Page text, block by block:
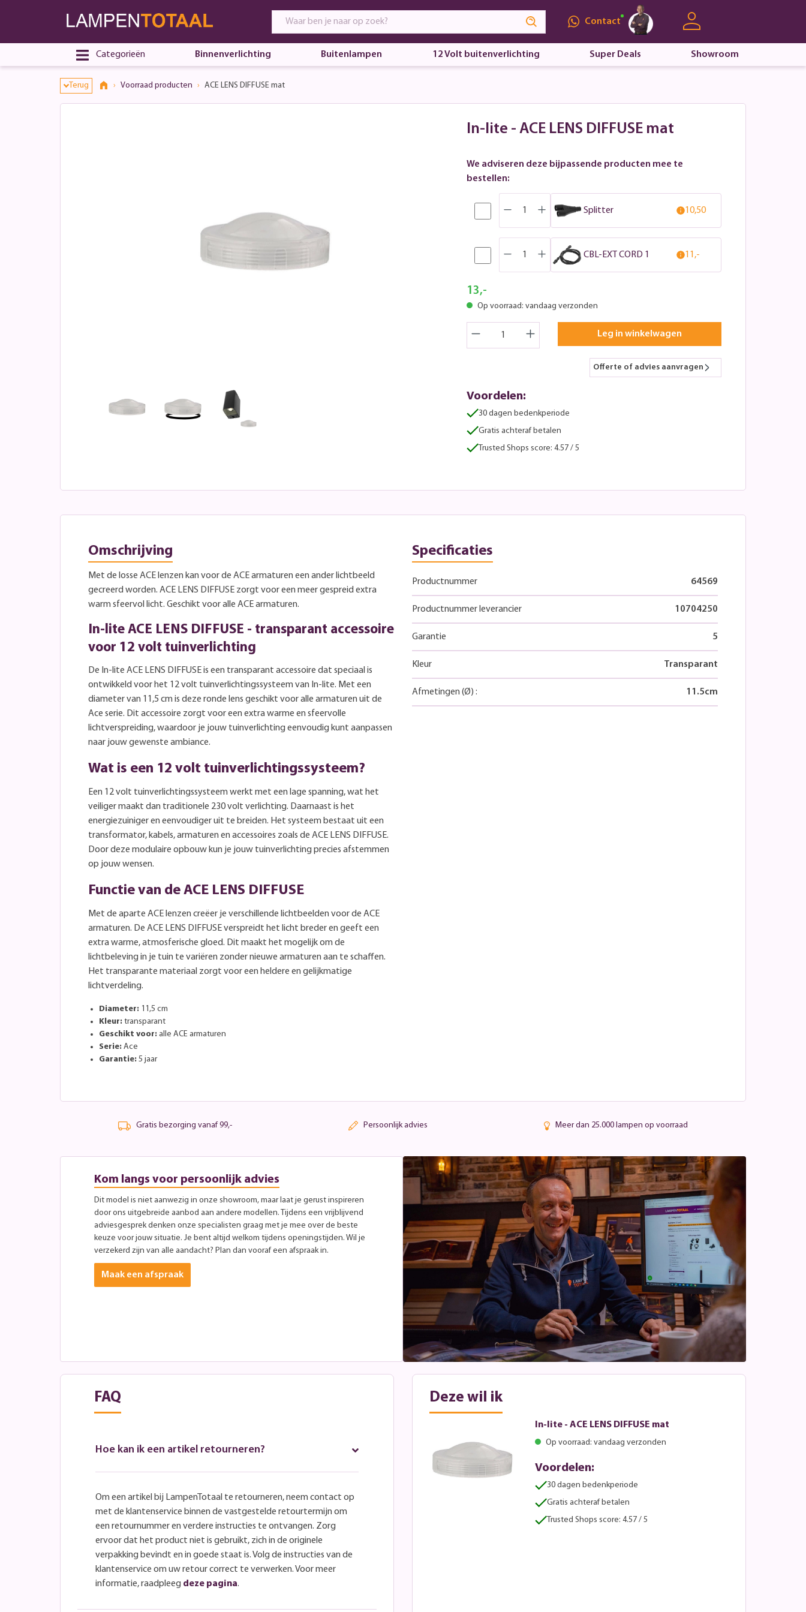
Contact
Categorieën Binnenverlichting Buitenlampen 12 Volt buitenverlichting Super Deals Showroom
Terug Voorraad producten ACE LENS DIFFUSE mat
In-lite - ACE LENS DIFFUSE mat
We adviseren deze bijpassende producten mee te
bestellen:
Splitter 10,50
CBL-EXT CORD 1 11,-
13,-
Op voorraad: vandaag verzonden
Leg in winkelwagen
Offerte of advies aanvragen
Voordelen:
30 dagen bedenkperiode
Gratis achteraf betalen
Trusted Shops score: 4.57 / 5
Omschrijving
Met de losse ACE lenzen kan voor de ACE armaturen een ander lichtbeeld
gecreerd worden. ACE LENS DIFFUSE zorgt voor een meer gespreid extra
warm sfeervol licht. Geschikt voor alle ACE armaturen.
In-lite ACE LENS DIFFUSE - transparant accessoire
voor 12 volt tuinverlichting
De In-lite ACE LENS DIFFUSE is een transparant accessoire dat speciaal is
ontwikkeld voor het 12 volt tuinverlichtingssysteem van In-lite. Met een
diameter van 11,5 cm is deze ronde lens geschikt voor alle armaturen uit de
Ace serie. Dit accessoire zorgt voor een extra warme en sfeervolle
lichtverspreiding, waardoor je jouw tuinverlichting eenvoudig kunt aanpassen
naar jouw gewenste ambiance.
Wat is een 12 volt tuinverlichtingssysteem?
Een 12 volt tuinverlichtingssysteem werkt met een lage spanning, wat het
veiliger maakt dan traditionele 230 volt verlichting. Daarnaast is het
energiezuiniger en eenvoudiger uit te breiden. Het systeem bestaat uit een
transformator, kabels, armaturen en accessoires zoals de ACE LENS DIFFUSE.
Door deze modulaire opbouw kun je jouw tuinverlichting precies afstemmen
op jouw wensen.
Functie van de ACE LENS DIFFUSE
Met de aparte ACE lenzen creëer je verschillende lichtbeelden voor de ACE
armaturen. De ACE LENS DIFFUSE verspreidt het licht breder en geeft een
extra warme, atmosferische gloed. Dit maakt het mogelijk om de
lichtbeleving in je tuin te variëren zonder nieuwe armaturen aan te schaffen.
Het transparante materiaal zorgt voor een heldere en gelijkmatige
lichtverdeling.
Diameter: 11,5 cm
Kleur: transparant
Geschikt voor: alle ACE armaturen
Serie: Ace
Garantie: 5 jaar
Specificaties
Productnummer 64569
Productnummer leverancier 10704250
Garantie 5
Kleur Transparant
Afmetingen (Ø) : 11.5cm
Gratis bezorging vanaf 99,- Persoonlijk advies Meer dan 25.000 lampen op voorraad
Kom langs voor persoonlijk advies
Dit model is niet aanwezig in onze showroom, maar laat je gerust inspireren
door ons uitgebreide aanbod aan andere modellen. Tijdens een vrijblijvend
adviesgesprek denken onze specialisten graag met je mee over de beste
keuze voor jouw situatie. Je bent altijd welkom tijdens openingstijden. Wil je
verzekerd zijn van alle aandacht? Plan dan vooraf een afspraak in.
Maak een afspraak
FAQ
Hoe kan ik een artikel retourneren?
Om een artikel bij LampenTotaal te retourneren, neem contact op
met de klantenservice binnen de vastgestelde retourtermijn om
een retournummer en verdere instructies te ontvangen. Zorg
ervoor dat het product niet is gebruikt, zich in de originele
verpakking bevindt en in goede staat is. Volg de instructies van de
klantenservice om uw retour correct te verwerken. Voor meer
informatie, raadpleeg deze pagina.
Deze wil ik
In-lite - ACE LENS DIFFUSE mat
Op voorraad: vandaag verzonden
Voordelen:
30 dagen bedenkperiode
Gratis achteraf betalen
Trusted Shops score: 4.57 / 5